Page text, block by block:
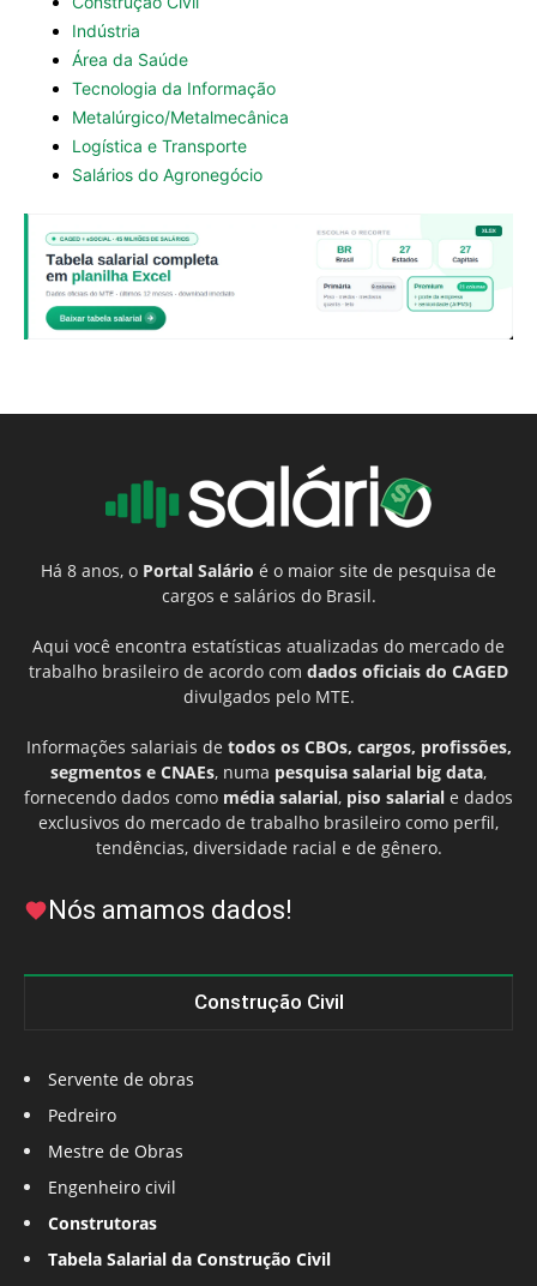
Indústria
Área da Saúde
Tecnologia da Informação
Metalúrgico/Metalmecânica
Logística e Transporte
Salários do Agronegócio
Há 8 anos, o Portal Salário é o maior site de pesquisa de
cargos e salários do Brasil.
Aqui você encontra estatísticas atualizadas do mercado de
trabalho brasileiro de acordo com dados oficiais do CAGED
divulgados pelo MTE.
Informações salariais de todos os CBOs, cargos, profissões,
segmentos e CNAEs, numa pesquisa salarial big data,
fornecendo dados como média salarial, piso salarial e dados
exclusivos do mercado de trabalho brasileiro como perfil,
tendências, diversidade racial e de gênero.
Nós amamos dados!
Construção Civil
Servente de obras
Pedreiro
Mestre de Obras
Engenheiro civil
Construtoras
Tabela Salarial da Construção Civil